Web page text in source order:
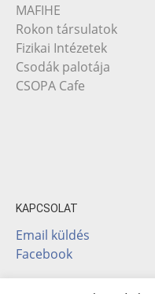
MAFIHE
Rokon társulatok
Fizikai Intézetek
Csodák palotája
CSOPA Cafe
KAPCSOLAT
Email küldés
Facebook